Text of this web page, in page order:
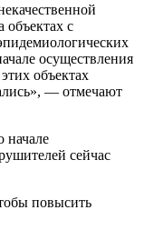
с
осуществления
объектах
— отмечают
начале
сейчас
повысить